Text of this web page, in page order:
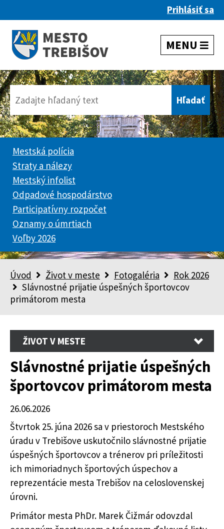
Prihlásiť sa
Mestská polícia
Straty a nálezy
Mestský infolist
Odpadové hospodárstvo
Participatívny rozpočet
Oznamy o úmrtiach
Voľby 2026
Úvod Život v meste Fotogaléria
Rok 2026
Slávnostné prijatie úspešných športovcov
primátorom mesta
ŽIVOT V MESTE
Slávnostné prijatie úspešných
športovcov primátorom mesta
26.06.2026
Štvrtok 25. júna 2026 sa v priestoroch Mestského
úradu v Trebišove uskutočnilo slávnostné prijatie
úspešných športovcov a trénerov pri príležitosti
ich mimoriadnych športových úspechov a
reprezentácie mesta Trebišov na celoslovenskej
úrovni.
Primátor mesta PhDr. Marek Čižmár odovzdal